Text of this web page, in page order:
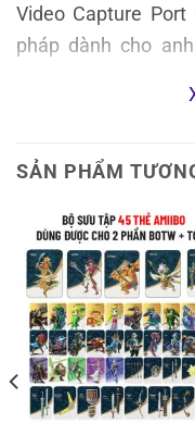
Video Capture
pháp dành cho
di chuyển, mang đi
Capture cho phép
phải sắm thêm
SẢN PHẨM